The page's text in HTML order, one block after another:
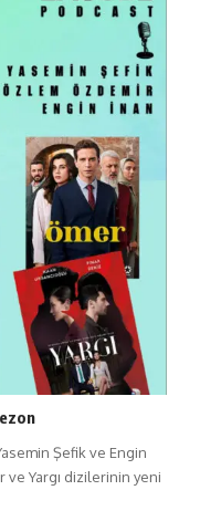
Şefik ve Engin
Yargı dizilerinin yeni